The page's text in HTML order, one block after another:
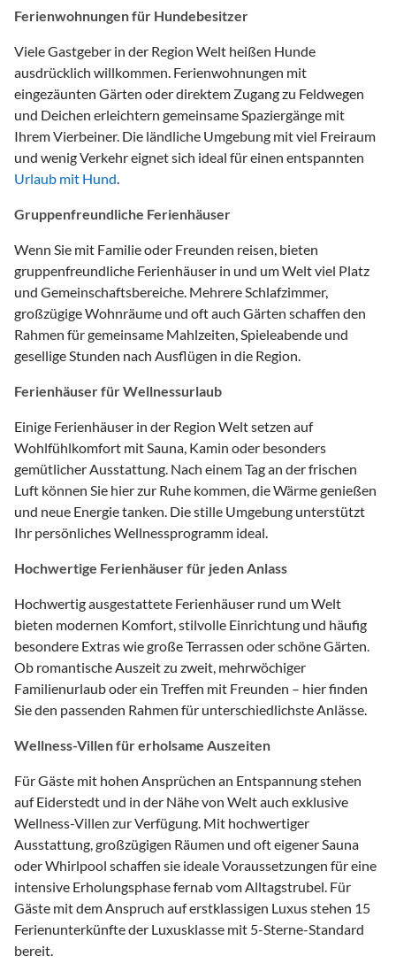
Ferienwohnungen für Hundebesitzer
Viele Gastgeber in der Region Welt heißen Hunde
ausdrücklich willkommen. Ferienwohnungen mit
eingezäunten Gärten oder direktem Zugang zu Feldwegen
und Deichen erleichtern gemeinsame Spaziergänge mit
Ihrem Vierbeiner. Die ländliche Umgebung mit viel Freiraum
und wenig Verkehr eignet sich ideal für einen entspannten
Urlaub mit Hund.
Gruppenfreundliche Ferienhäuser
Wenn Sie mit Familie oder Freunden reisen, bieten
gruppenfreundliche Ferienhäuser in und um Welt viel Platz
und Gemeinschaftsbereiche. Mehrere Schlafzimmer,
großzügige Wohnräume und oft auch Gärten schaffen den
Rahmen für gemeinsame Mahlzeiten, Spieleabende und
gesellige Stunden nach Ausflügen in die Region.
Ferienhäuser für Wellnessurlaub
Einige Ferienhäuser in der Region Welt setzen auf
Wohlfühlkomfort mit Sauna, Kamin oder besonders
gemütlicher Ausstattung. Nach einem Tag an der frischen
Luft können Sie hier zur Ruhe kommen, die Wärme genießen
und neue Energie tanken. Die stille Umgebung unterstützt
Ihr persönliches Wellnessprogramm ideal.
Hochwertige Ferienhäuser für jeden Anlass
Hochwertig ausgestattete Ferienhäuser rund um Welt
bieten modernen Komfort, stilvolle Einrichtung und häufig
besondere Extras wie große Terrassen oder schöne Gärten.
Ob romantische Auszeit zu zweit, mehrwöchiger
Familienurlaub oder ein Treffen mit Freunden – hier finden
Sie den passenden Rahmen für unterschiedlichste Anlässe.
Wellness-Villen für erholsame Auszeiten
Für Gäste mit hohen Ansprüchen an Entspannung stehen
auf Eiderstedt und in der Nähe von Welt auch exklusive
Wellness-Villen zur Verfügung. Mit hochwertiger
Ausstattung, großzügigen Räumen und oft eigener Sauna
oder Whirlpool schaffen sie ideale Voraussetzungen für eine
intensive Erholungsphase fernab vom Alltagstrubel. Für
Gäste mit dem Anspruch auf erstklassigen Luxus stehen 15
Ferienunterkünfte der Luxusklasse mit 5-Sterne-Standard
bereit.